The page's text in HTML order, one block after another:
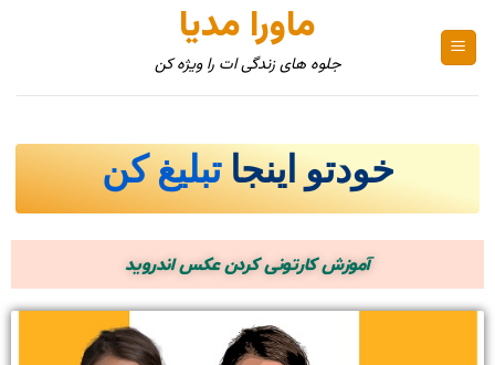
ماورا مدیا
جلوه های زندگی ات را ویژه کن
خودتو اینجا تبلیغ کن
آموزش کارتونی کردن عکس اندروید